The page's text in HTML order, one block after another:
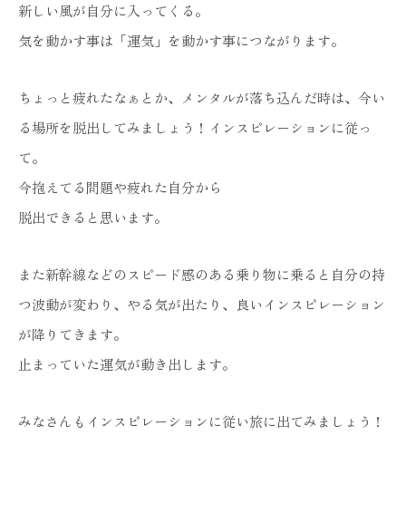
新しい風が自分に入ってくる。
気を動かす事は「運気」を動かす事につながります。
ちょっと疲れたなぁとか、メンタルが落ち込んだ時は、今い
る場所を脱出してみましょう！インスピレーションに従っ
て。
今抱えてる問題や疲れた自分から
脱出できると思います。
また新幹線などのスピード感のある乗り物に乗ると自分の持
つ波動が変わり、やる気が出たり、良いインスピレーション
が降りてきます。
止まっていた運気が動き出します。
みなさんもインスピレーションに従い旅に出てみましょう！